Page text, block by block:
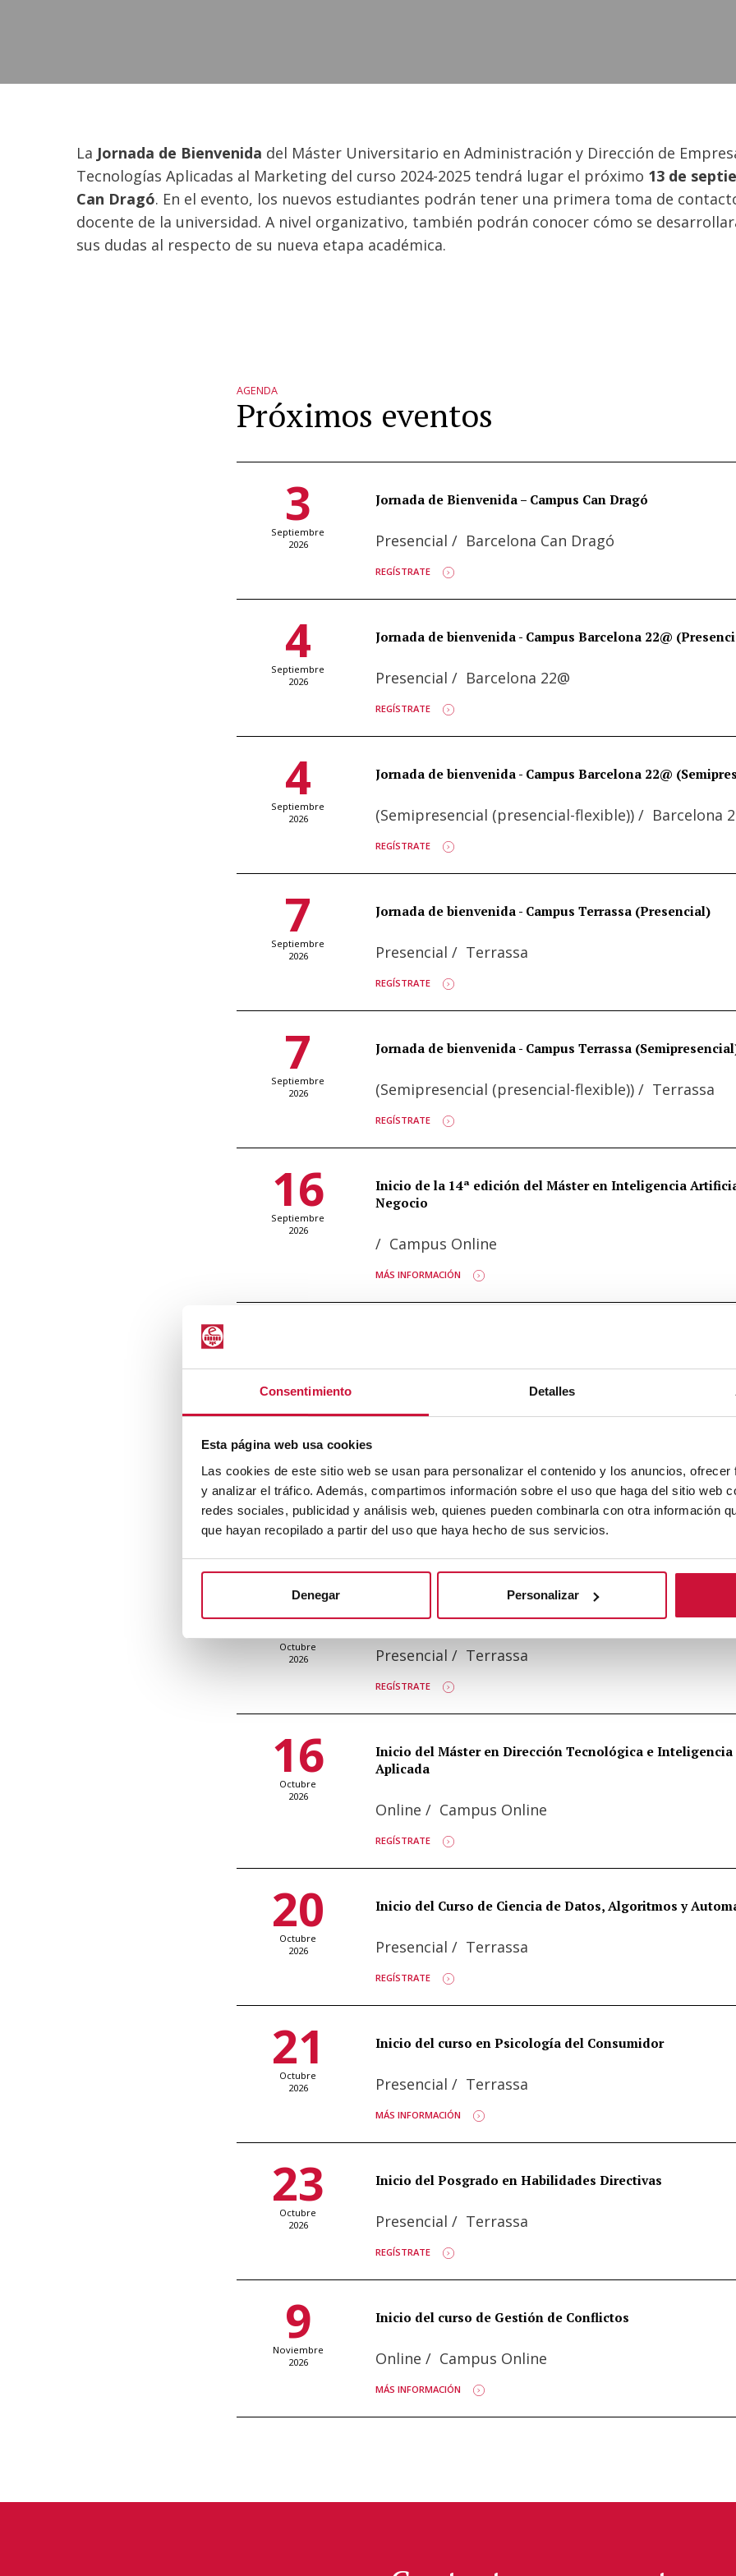
Consentimiento Detalles
Esta página web usa cookies
Las cookies de este sitio web se usan para personalizar el contenido y los anuncios,
y analizar el tráfico. Además, compartimos información sobre el uso que haga del sitio web
redes sociales, publicidad y análisis web, quienes pueden combinarla con otra información
que hayan recopilado a partir del uso que haya hecho de sus servicios.
Denegar Personalizar
La Jornada de Bienvenida del Máster Universitario en Administración y Dirección de
Tecnologías Aplicadas al Marketing del curso 2024-2025 tendrá lugar el próximo 13 de
Can Dragó. En el evento, los nuevos estudiantes podrán tener una primera toma de
docente de la universidad. A nivel organizativo, también podrán conocer cómo se
sus dudas al respecto de su nueva etapa académica.
AGENDA
Próximos eventos
3
Septiembre
2026
Jornada de Bienvenida – Campus Can Dragó
Presencial / Barcelona Can Dragó
REGÍSTRATE
4
Septiembre
2026
Jornada de bienvenida - Campus Barcelona 22@
Presencial / Barcelona 22@
REGÍSTRATE
4
Septiembre
2026
Jornada de bienvenida - Campus Barcelona 22@
(Semipresencial (presencial-flexible)) / Barcelona
REGÍSTRATE
7
Septiembre
2026
Jornada de bienvenida - Campus Terrassa (Presencial)
Presencial / Terrassa
REGÍSTRATE
7
Septiembre
2026
Jornada de bienvenida - Campus Terrassa
(Semipresencial (presencial-flexible)) / Terrassa
REGÍSTRATE
16
Septiembre
2026
Inicio de la 14ª edición del Máster en Inteligencia
Negocio
/ Campus Online
MÁS INFORMACIÓN
Septiembre
2026
MÁS INFORMACIÓN
29
Septiembre
Inicio del curso de IA para Finanzas
Presencial/Terrassa
6
Octubre
2026
Inicio del curso en IA Aplicada al Marketing y Ventas
Presencial / Terrassa
REGÍSTRATE
16
Octubre
2026
Inicio del Máster en Dirección Tecnológica e
Aplicada
Online / Campus Online
REGÍSTRATE
20
Octubre
2026
Inicio del Curso de Ciencia de Datos, Algoritmos y
Presencial / Terrassa
REGÍSTRATE
21
Octubre
2026
Inicio del curso en Psicología del Consumidor
Presencial / Terrassa
MÁS INFORMACIÓN
23
Octubre
2026
Inicio del Posgrado en Habilidades Directivas
Presencial / Terrassa
REGÍSTRATE
9
Noviembre
2026
Inicio del curso de Gestión de Conflictos
Online / Campus Online
MÁS INFORMACIÓN